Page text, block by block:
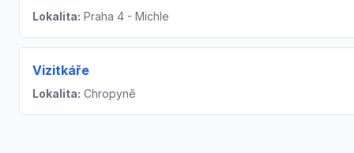
Lokalita: Praha 4 - Michle
Vizitkáře
Lokalita: Chropyně